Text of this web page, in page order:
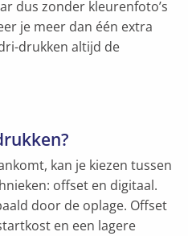
dus zonder kleurenfoto’s
je meer dan één extra
drukken altijd de
kan je kiezen tussen
offset en digitaal.
door de oplage. Offset
en een lagere